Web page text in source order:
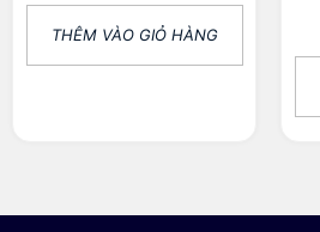
THÊM VÀO GIỎ HÀNG